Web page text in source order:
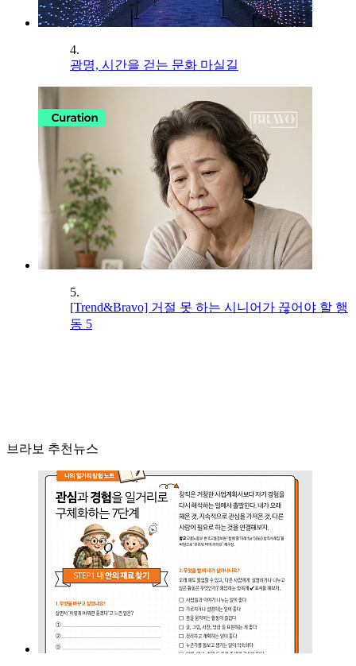
4.
광명, 시간을 걷는 문화 마실길
5.
[Trend&Bravo] 거절 못 하는 시니어가 끊어야 할 행
동 5
브라보 추천뉴스